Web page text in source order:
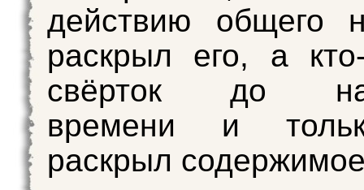
действию общего
раскрыл его, а
свёрток до
времени и
раскрыл